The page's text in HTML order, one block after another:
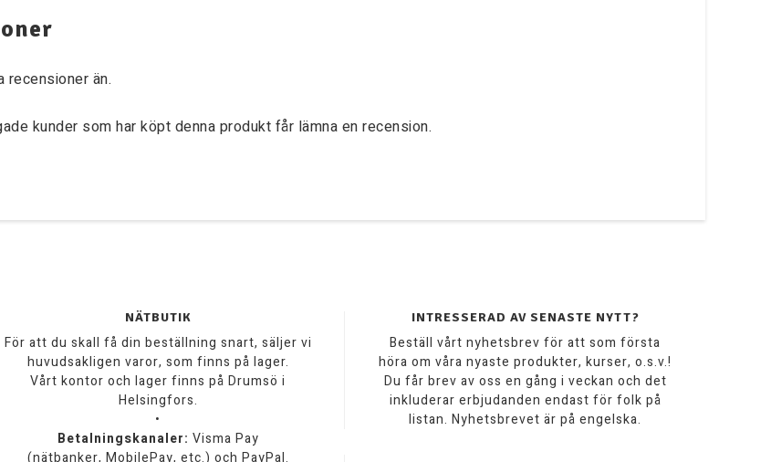
recensioner än.
kunder som har köpt denna produkt får lämna en recension.
NÄTBUTIK
För att du skall få din beställning snart, säljer vi
huvudsakligen varor, som finns på lager.
Vårt kontor och lager finns på Drumsö i
Helsingfors.
•
Betalningskanaler: Visma Pay
(nätbanker, MobilePay, etc.) och PayPal.
INTRESSERAD AV SENASTE NYTT?
Beställ vårt nyhetsbrev för att som första
höra om våra nyaste produkter, kurser, o.s.v.!
Du får brev av oss en gång i veckan och det
inkluderar erbjudanden endast för folk på
listan. Nyhetsbrevet är på engelska.